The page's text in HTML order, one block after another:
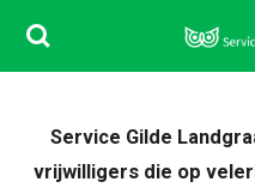
Ga
hoofdinhoud
Service Gilde
vrijwilligers die op